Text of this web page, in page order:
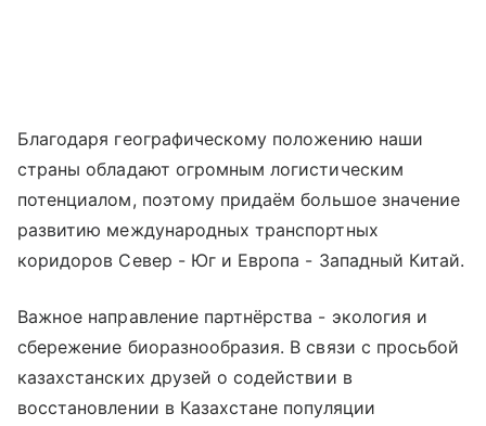
Благодаря географическому положению наши
страны обладают огромным логистическим
потенциалом, поэтому придаём большое значение
развитию международных транспортных
коридоров Север - Юг и Европа - Западный Китай.
Важное направление партнёрства - экология и
сбережение биоразнообразия. В связи с просьбой
казахстанских друзей о содействии в
восстановлении в Казахстане популяции